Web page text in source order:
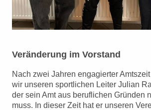
Veränderung im Vorstand
Nach zwei Jahren engagierter
wir unseren sportlichen Leiter Julian
der sein Amt aus beruflichen Gründen
muss. In dieser Zeit hat er unseren